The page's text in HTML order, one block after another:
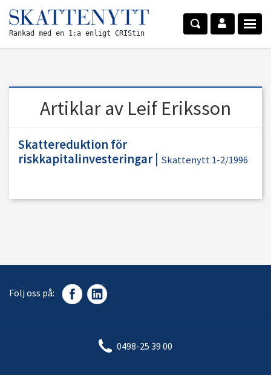
Rankad med en 1:a enligt CRIStin
Artiklar av Leif Eriksson
Skattereduktion för
riskkapitalinvesteringar| Skattenytt 1-2/1996
Följ oss på:
0498-25 39 00